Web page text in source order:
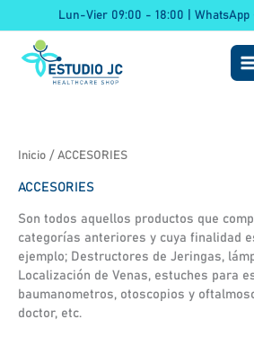
al
contenido
Lun-Vier 09:00 - 18:00 | WhatsApp
Inicio / ACCESORIES
ACCESORIES
Son todos aquellos productos que
categorías anteriores y cuya finalidad
ejemplo; Destructores de Jeringas,
Localización de Venas, estuches para
baumanometros, otoscopios y
doctor, etc.